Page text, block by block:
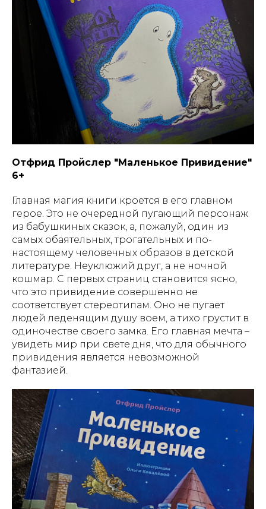
Отфрид Пройслер "Маленькое Привидение"
6+
Главная магия книги кроется в его главном
герое. Это не очередной пугающий персонаж
из бабушкиных сказок, а, пожалуй, один из
самых обаятельных, трогательных и по-
настоящему человечных образов в детской
литературе. Неуклюжий друг, а не ночной
кошмар. С первых страниц становится ясно,
что это привидение совершенно не
соответствует стереотипам. Оно не пугает
людей леденящим душу воем, а тихо грустит в
одиночестве своего замка. Его главная мечта –
увидеть мир при свете дня, что для обычного
привидения является невозможной
фантазией.